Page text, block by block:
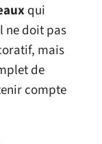
qui
ne doit pas
mais
de
compte